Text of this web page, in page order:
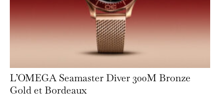
L’OMEGA Seamaster Diver 300M Bronze
Gold et Bordeaux